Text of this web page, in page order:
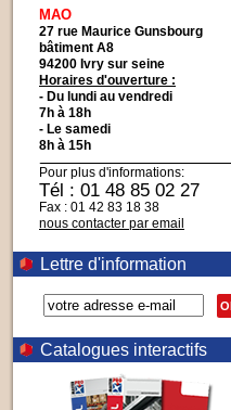
MAO
27 rue Maurice Gunsbourg
bâtiment A8
94200 Ivry sur seine
Horaires d'ouverture :
- Du lundi au vendredi
7h à 18h
- Le samedi
8h à 15h
Pour plus d'informations:
Tél : 01 48 85 02 27
Fax : 01 42 83 18 38
nous contacter par email
Lettre d'information
Catalogues interactifs